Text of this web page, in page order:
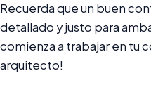
Recuerda que un buen
detallado y justo para
comienza a trabajar en tu
arquitecto!